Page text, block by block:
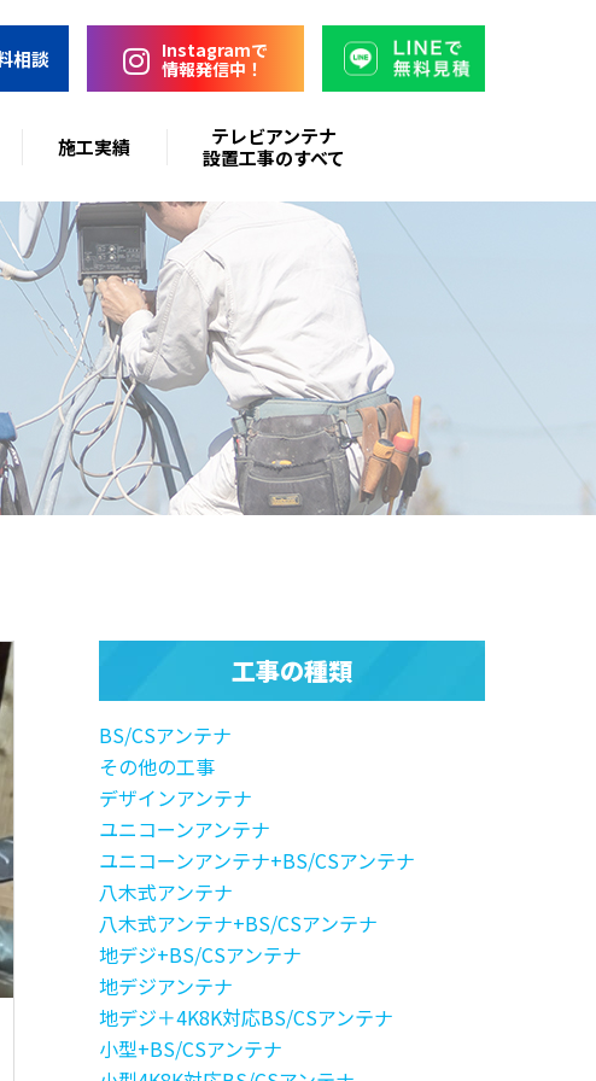
相談
Instagramで
情報発信中！
施工実績
テレビアンテナ
設置工事のすべて
工事の種類
BS/CSアンテナ
その他の工事
デザインアンテナ
ユニコーンアンテナ
ユニコーンアンテナ+BS/CSアンテナ
八木式アンテナ
八木式アンテナ+BS/CSアンテナ
地デジ+BS/CSアンテナ
地デジアンテナ
地デジ＋4K8K対応BS/CSアンテナ
小型+BS/CSアンテナ